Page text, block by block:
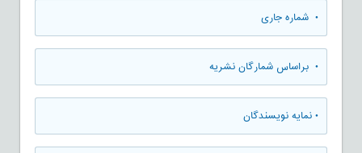
• شماره جاری
• براساس شمارگان نشریه
•نمایه نویسندگان